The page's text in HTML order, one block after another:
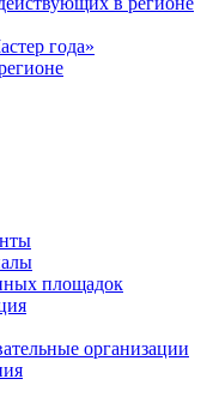
года»
площадок
организации